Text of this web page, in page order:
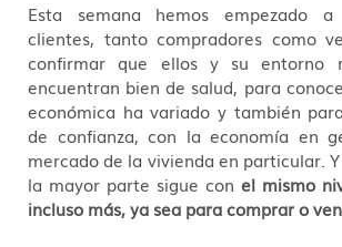
Esta semana hemos empezado
clientes, tanto compradores como
confirmar que ellos y su entorno
encuentran bien de salud, para
económica ha variado y también
de confianza, con la economía en
mercado de la vivienda en particular.
la mayor parte sigue con el mismo
incluso más, ya sea para comprar o